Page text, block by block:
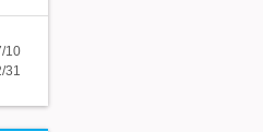
10
31